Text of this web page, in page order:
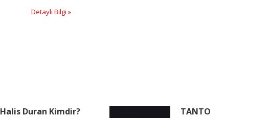
Detaylı Bilgi »
Halis Duran Kimdir? TANTO